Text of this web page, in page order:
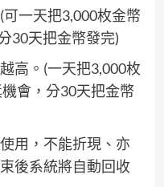
一天把3,000枚金幣
30天把金幣發完)
高。(一天把3,000枚
會，分30天把金幣
用，不能折現、亦
後系統將自動回收